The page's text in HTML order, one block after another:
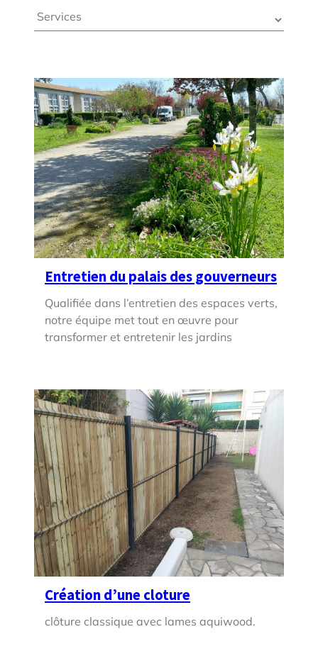
Services
Entretien du palais des gouverneurs
Qualifiée dans l’entretien des espaces verts,
notre équipe met tout en œuvre pour
transformer et entretenir les jardins
Création d’une cloture
clôture classique avec lames aquiwood.